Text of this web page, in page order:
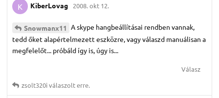
K KiberLovag 2008. okt 12.
Snowmanx11 A skype hangbeállításai rendben vannak,
tedd őket alapértelmezett eszközre, vagy válaszd manuálisan a
megfelelőt... próbáld így is, úgy is...
Válasz
zsolt320iválaszolt erre.